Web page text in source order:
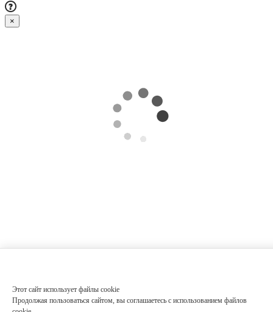
Этот сайт использует файлы cookie
Продолжая пользоваться сайтом, вы соглашаетесь с использованием файлов
×